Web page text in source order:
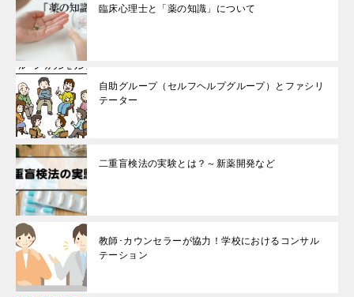
臨床心理士と「薬の知識」について
自助グループ（セルフヘルプグループ）とファシリ
テーター
二重盲検法の実験とは？～新薬開発など
教師･カウンセラーが協力！学校におけるコンサル
テーション